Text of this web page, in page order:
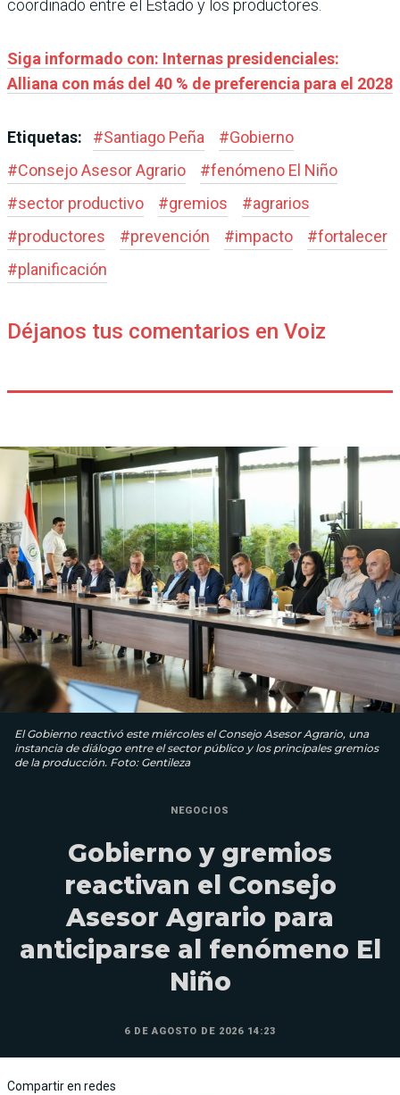
coordinado entre el Estado y los productores.
Siga informado con: Internas presidenciales:
Alliana con más del 40 % de preferencia para el 2028
Etiquetas: #Santiago Peña #Gobierno
#Consejo Asesor Agrario #fenómeno El Niño
#sector productivo #gremios #agrarios
#productores #prevención #impacto #fortalecer
#planificación
Déjanos tus comentarios en Voiz
El Gobierno reactivó este miércoles el Consejo Asesor Agrario, una
instancia de diálogo entre el sector público y los principales gremios
de la producción. Foto: Gentileza
NEGOCIOS
Gobierno y gremios
reactivan el Consejo
Asesor Agrario para
anticiparse al fenómeno El
Niño
6 DE AGOSTO DE 2026 14:23
Compartir en redes